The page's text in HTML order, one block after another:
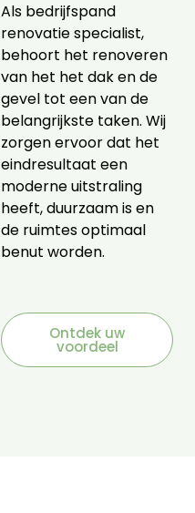
Als bedrijfspand
renovatie specialist,
behoort het renoveren
van het het dak en de
gevel tot een van de
belangrijkste taken. Wij
zorgen ervoor dat het
eindresultaat een
moderne uitstraling
heeft, duurzaam is en
de ruimtes optimaal
benut worden.
Ontdek uw
voordeel